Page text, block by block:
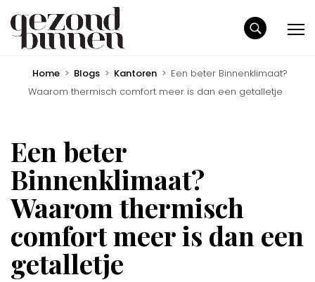
Home > Blogs > Kantoren > Een beter Binnenklimaat?
Waarom thermisch comfort meer is dan een getalletje
Een beter
Binnenklimaat?
Waarom thermisch
comfort meer is dan een
getalletje